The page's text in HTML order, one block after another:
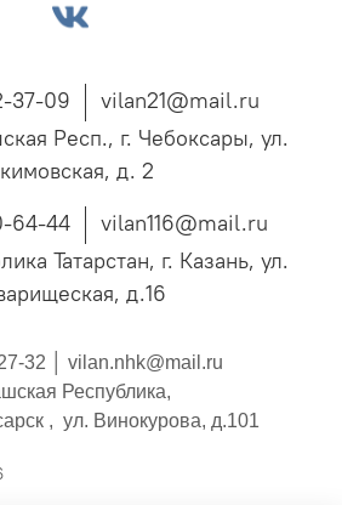
37-09
vilan21@mail.ru
Респ., г. Чебоксары, ул.
д. 2
64-44
vilan116@mail.ru
Татарстан, г. Казань, ул.
д.16
32 │ vilan.nhk@mail.ru
Республика,
, ул. Винокурова, д.101